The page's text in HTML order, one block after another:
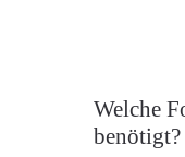
Welche
benötigt?